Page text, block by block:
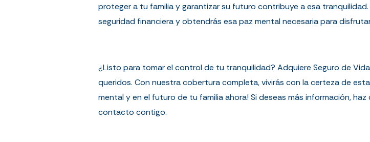
proteger a tu familia y garantizar su futuro contribuye a esa
seguridad financiera y obtendrás esa paz mental necesaria para
¿Listo para tomar el control de tu tranquilidad? Adquiere Seguro de
queridos. Con nuestra cobertura completa, vivirás con la certeza de
mental y en el futuro de tu familia ahora! Si deseas más información,
contacto contigo.